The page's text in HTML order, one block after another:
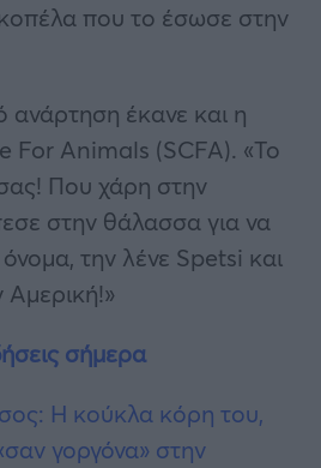
που το έσωσε στην
ανάρτηση έκανε και η
For Animals (SCFA). «Το
Που χάρη στην
στην θάλασσα για να
την λένε Spetsi και
Αμερική!»
σήμερα
Η κούκλα κόρη του,
γοργόνα» στην